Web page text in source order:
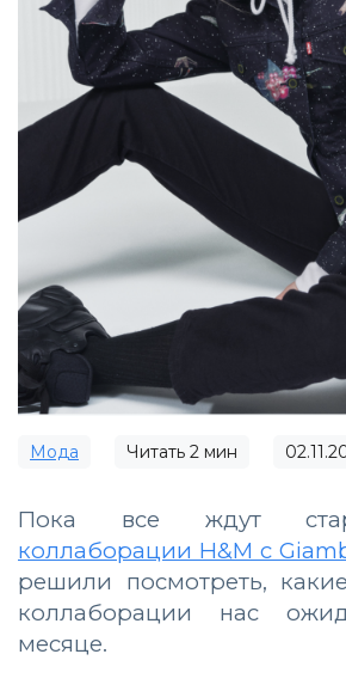
Мода Читать 2 мин
Пока все ждут
коллаборации H&M с
решили посмотреть,
коллаборации нас
месяце.